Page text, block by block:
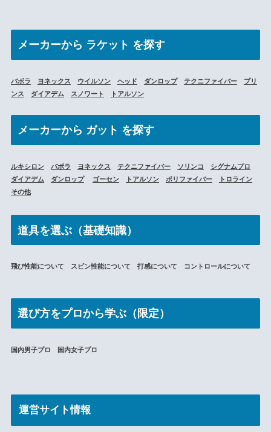
メーカーから ラケット を探す
バボラ ヨネックス ウイルソン ヘッド ダンロップ テクニファイバー
プリ
ンス
ダイアデム スノワート トアルソン
メーカーから ガット を探す
ルキシロン バボラ ヨネックス テクニファイバー ソリンコ
シグナムプロ
ダイアデム
ダンロップ ゴーセン トアルソン ポリファイバー
トロライン
その他
道具を選ぶ（基礎知識）
飛び性能について スピン性能について 打感について コントロールについて
選び方をプロから学ぶ（限定）
国内男子プロ 国内女子プロ
運営サイト情報